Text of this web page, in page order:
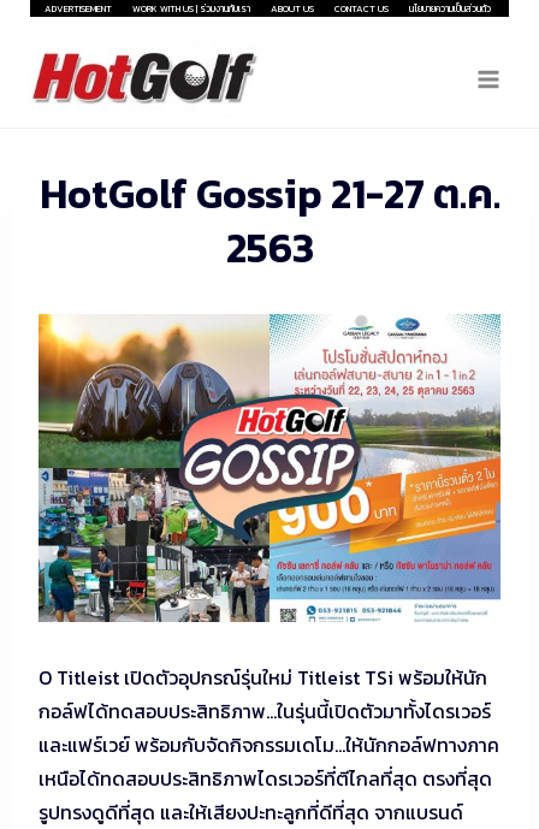
Skip
content
ADVERTISEMENT WORK WITH US | ร่วมงานกับเรา ABOUT US CONTACT US นโยบายความเป็นส่วนตัว
HotGolf Gossip 21-27 ต.ค.
2563
O Titleist เปิดตัวอุปกรณ์รุ่นใหม่ Titleist TSi พร้อมให้นัก
กอล์ฟได้ทดสอบประสิทธิภาพ…ในรุ่นนี้เปิดตัวมาทั้งไดรเวอร์
และแฟร์เวย์ พร้อมกับจัดกิจกรรมเดโม…ให้นักกอล์ฟทางภาค
เหนือได้ทดสอบประสิทธิภาพไดรเวอร์ที่ตีไกลที่สุด ตรงที่สุด
รูปทรงดูดีที่สุด และให้เสียงปะทะลูกที่ดีที่สุด จากแบรนด์